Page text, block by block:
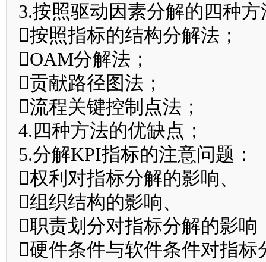
3.按照驱动因素分解的四种方
按照指标的结构分解法；
OAM分解法；
贡献路径图法；
流程关键控制点法；
4.四种方法的优缺点；
5.分解KPI指标的注意问题：
权利对指标分解的影响、
组织结构的影响、
职责划分对指标分解的影响
硬件条件与软件条件对指标